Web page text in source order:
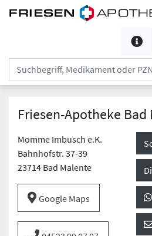
Friesen-Apotheke Bad
Momme Imbusch e.K.
Bahnhofstr. 37-39
23714 Bad Malente
Google Maps